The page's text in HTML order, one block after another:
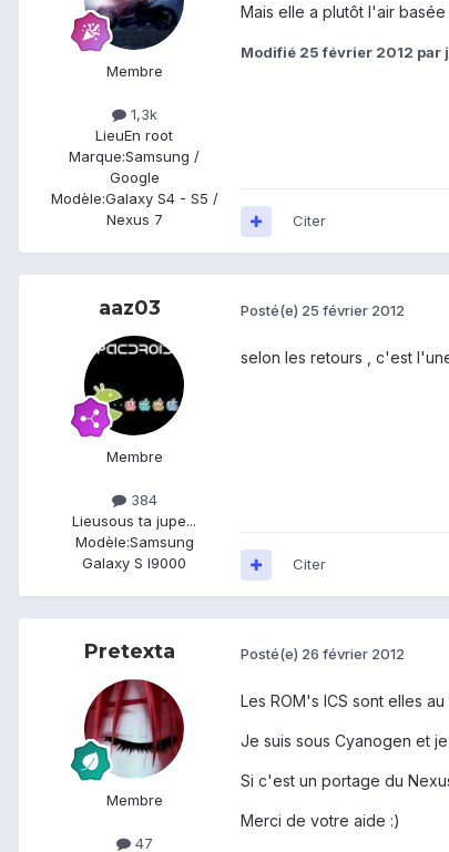
Membre
1,3k
LieuEn root
Marque:Samsung /
Google
Modèle:Galaxy S4 - S5 /
Nexus 7
Mais elle a plutôt l'air
Modifié 25 février 2012 par
Citer
aaz03
Membre
384
Lieusous ta jupe...
Modèle:Samsung
Galaxy S I9000
Posté(e) 25 février 2012
selon les retours , c'est
Citer
Pretexta
Membre
47
Posté(e) 26 février 2012
Les ROM's ICS sont elles
Je suis sous Cyanogen et
Si c'est un portage du
Merci de votre aide :)